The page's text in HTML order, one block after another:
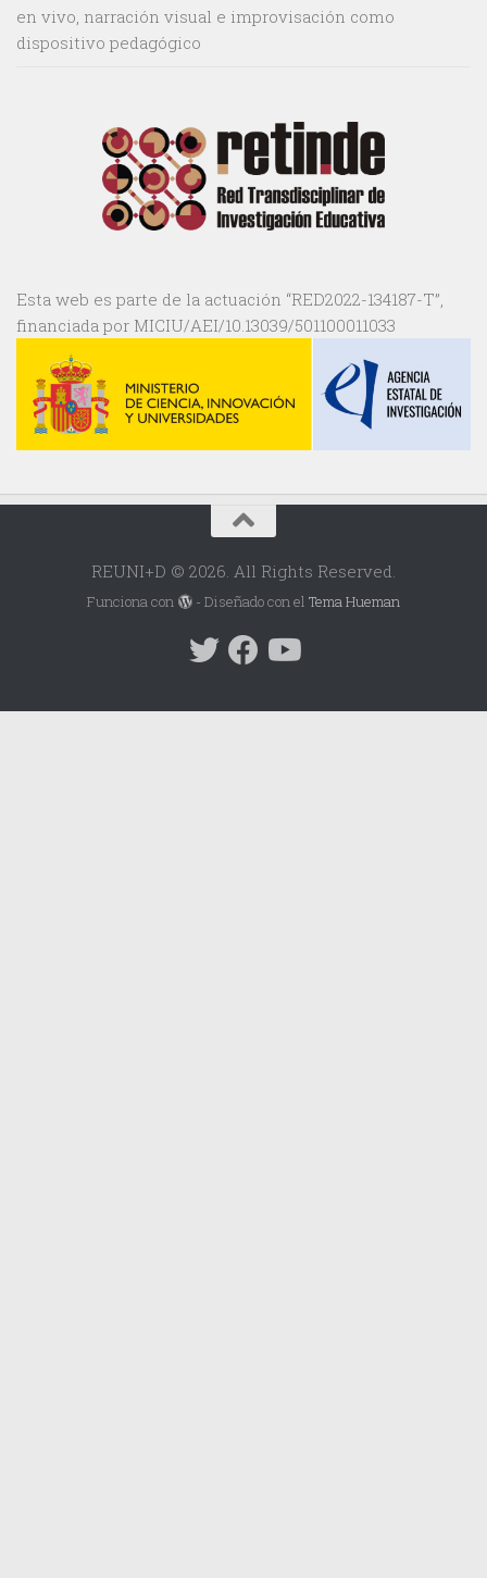
en vivo, narración visual e improvisación como
dispositivo pedagógico
Esta web es parte de la actuación “RED2022-134187-T”,
financiada por MICIU/AEI/10.13039/501100011033
REUNI+D © 2026. All Rights Reserved.
Funciona con - Diseñado con el Tema Hueman